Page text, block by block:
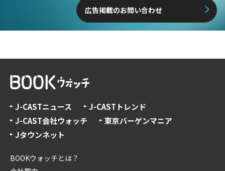
広告掲載のお問い合わせ
J-CASTニュース
J-CASTトレンド
J-CAST会社ウォッチ
東京バーゲンマニア
Jタウンネット
BOOKウォッチとは？